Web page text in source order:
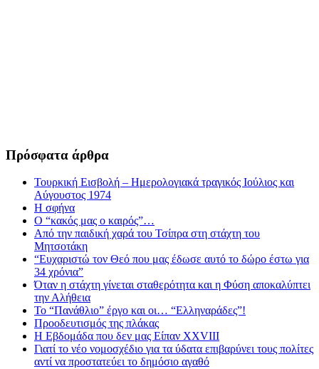
Πρόσφατα άρθρα
Τουρκική Εισβολή – Ημερολογιακά τραγικός Ιούλιος και
Αύγουστος 1974
Η σφήνα
Ο “κακός μας ο καιρός”…
Από την παιδική χαρά του Τσίπρα στη στάχτη του
Μητσοτάκη
“Ευχαριστώ τον Θεό που μας έδωσε αυτό το δώρο έστω για
34 χρόνια”
Όταν η στάχτη γίνεται σταθερότητα και η Φύση αποκαλύπτει
την Αλήθεια
Το “Πανάθλιο” έργο και οι… “Ελληναράδες”!
Προοδευτισμός της πλάκας
Η Εβδομάδα που δεν μας Είπαν XXVIII
Γιατί το νέο νομοσχέδιο για τα ύδατα επιβαρύνει τους πολίτες
αντί να προστατεύει το δημόσιο αγαθό